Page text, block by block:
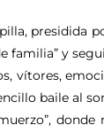
y
vítores,
baile al